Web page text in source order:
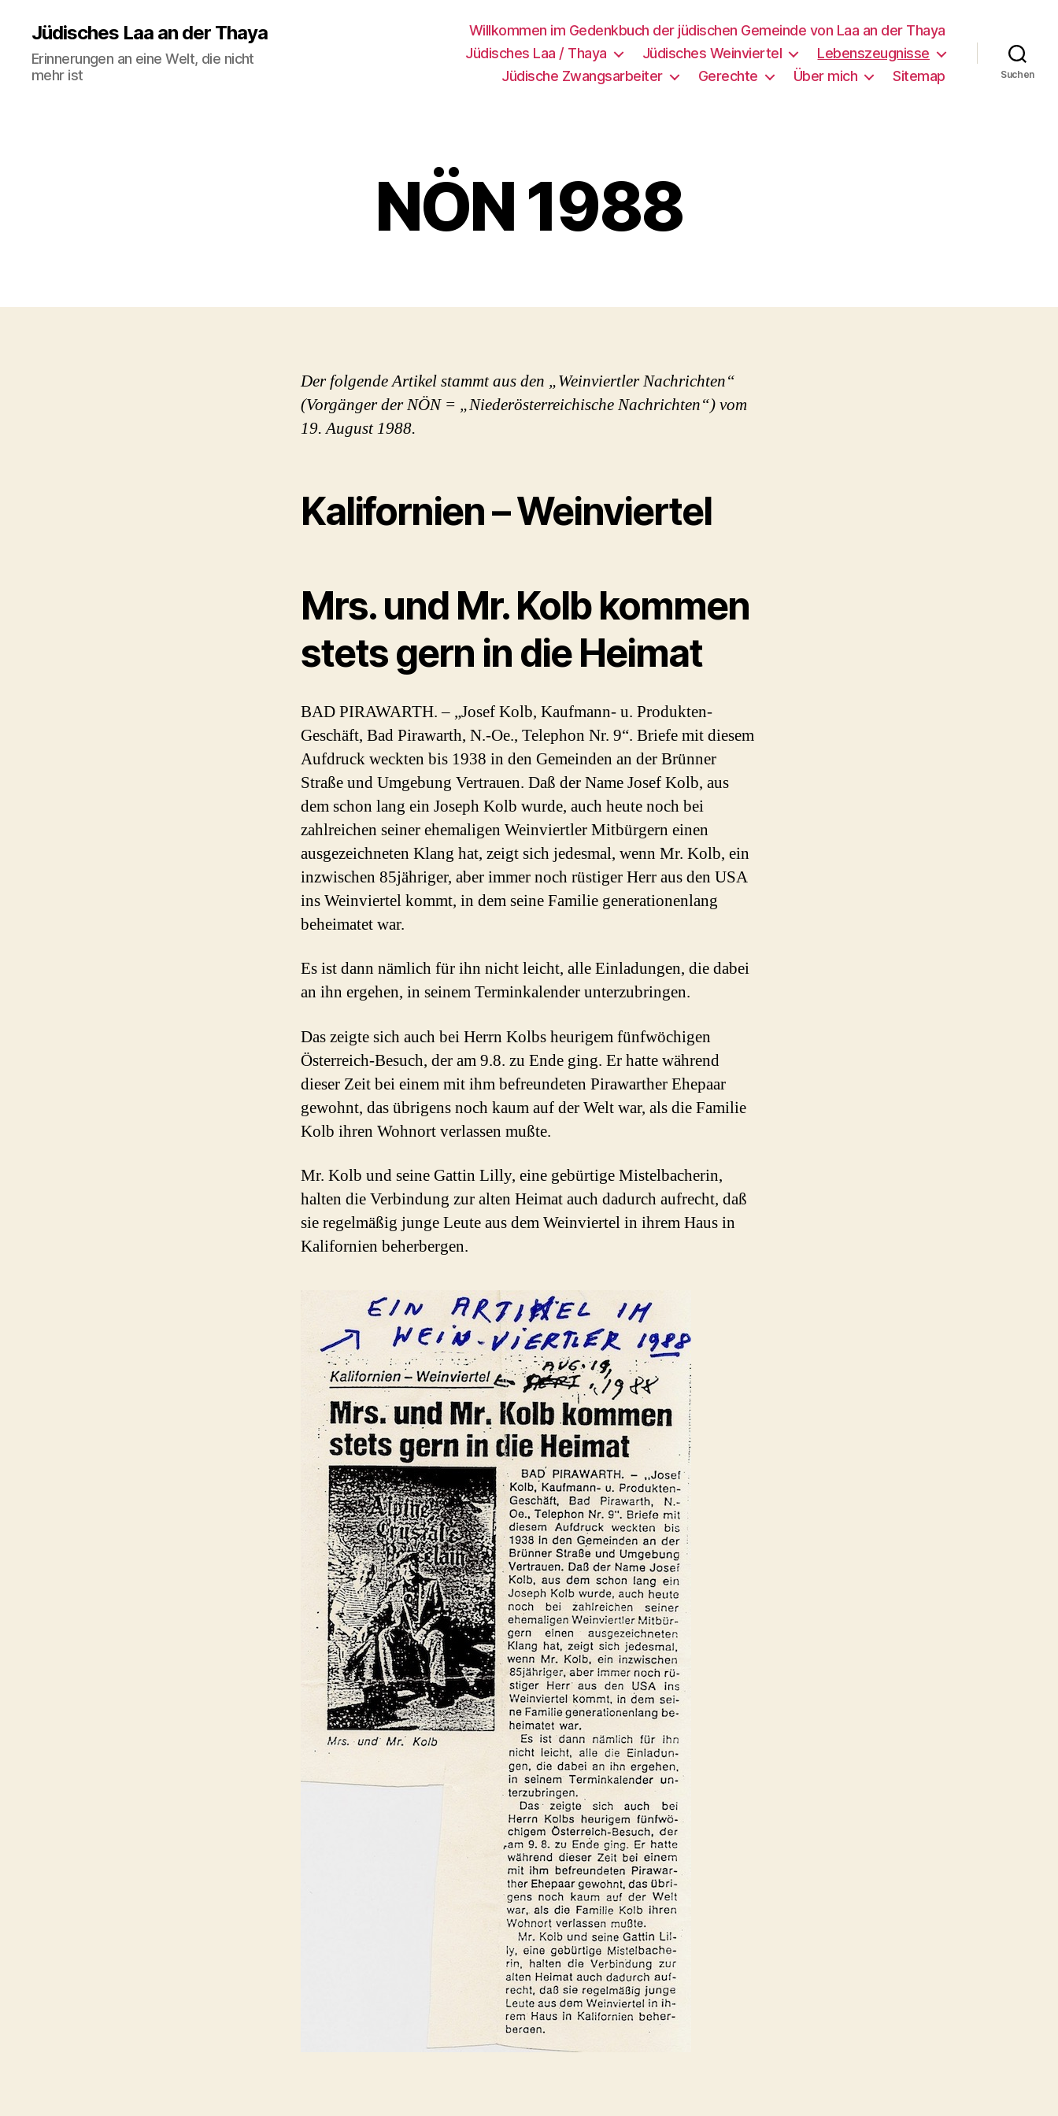
Jüdisches Laa an der Thaya
Erinnerungen an eine Welt, die nicht
mehr ist
Willkommen im Gedenkbuch der jüdischen Gemeinde von Laa an der Thaya
Jüdisches Laa / Thaya
Jüdisches Weinviertel
Lebenszeugnisse
Jüdische Zwangsarbeiter
Gerechte Über mich Sitemap Suchen
NÖN 1988
Der folgende Artikel stammt aus den „Weinviertler Nachrichten“
(Vorgänger der NÖN = „Niederösterreichische Nachrichten“) vom
19. August 1988.
Kalifornien – Weinviertel
Mrs. und Mr. Kolb kommen
stets gern in die Heimat
BAD PIRAWARTH. – „Josef Kolb, Kaufmann- u. Produkten-
Geschäft, Bad Pirawarth, N.-Oe., Telephon Nr. 9“. Briefe mit diesem
Aufdruck weckten bis 1938 in den Gemeinden an der Brünner
Straße und Umgebung Vertrauen. Daß der Name Josef Kolb, aus
dem schon lang ein Joseph Kolb wurde, auch heute noch bei
zahlreichen seiner ehemaligen Weinviertler Mitbürgern einen
ausgezeichneten Klang hat, zeigt sich jedesmal, wenn Mr. Kolb, ein
inzwischen 85jähriger, aber immer noch rüstiger Herr aus den USA
ins Weinviertel kommt, in dem seine Familie generationenlang
beheimatet war.
Es ist dann nämlich für ihn nicht leicht, alle Einladungen, die dabei
an ihn ergehen, in seinem Terminkalender unterzubringen.
Das zeigte sich auch bei Herrn Kolbs heurigem fünfwöchigen
Österreich-Besuch, der am 9.8. zu Ende ging. Er hatte während
dieser Zeit bei einem mit ihm befreundeten Pirawarther Ehepaar
gewohnt, das übrigens noch kaum auf der Welt war, als die Familie
Kolb ihren Wohnort verlassen mußte.
Mr. Kolb und seine Gattin Lilly, eine gebürtige Mistelbacherin,
halten die Verbindung zur alten Heimat auch dadurch aufrecht, daß
sie regelmäßig junge Leute aus dem Weinviertel in ihrem Haus in
Kalifornien beherbergen.